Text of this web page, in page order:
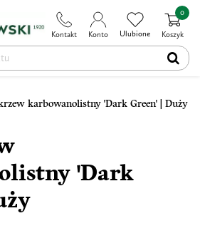
Kontakt Konto Ulubione Koszyk
0
karbowanolistny 'Dark Green' | Duży
'Dark